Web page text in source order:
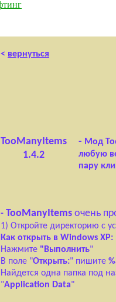
< вернуться
TooManyItems
1.4.2
- Мод
любую
пару
- TooManyItems очень
1) Откройте директорию с
Как открыть в Windows XP:
Нажмите "Выполнить"
В поле "Открыть:" пишите
Найдется одна папка под
"Application Data"